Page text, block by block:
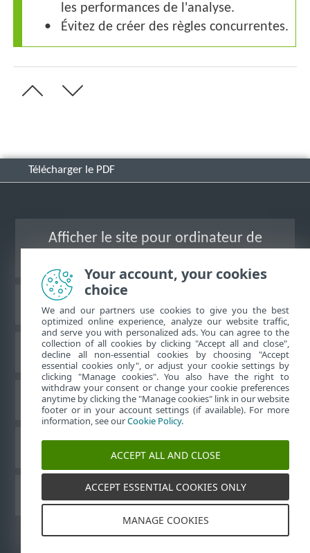
les performances de l'analyse.
Évitez de créer des règles concurrentes.
Télécharger le PDF
Afficher le site pour ordinateur de
Base de connaissances ESET
Forum ESET
Assistance régionale
Guides de l'utilisateur ESET
©1992-2026ESET, spol. s r.o. - Tous droits réservés.
Your account, your cookies
choice
We and our partners use cookies to give you the best
optimized online experience, analyze our website traffic,
and serve you with personalized ads. You can agree to the
collection of all cookies by clicking "Accept all and close",
decline all non-essential cookies by choosing "Accept
essential cookies only", or adjust your cookie settings by
clicking "Manage cookies". You also have the right to
withdraw your consent or change your cookie preferences
anytime by clicking the "Manage cookies" link in our website
footer or in your account settings (if available). For more
information, see ourCookie Policy.
ACCEPT ALL AND CLOSE
ACCEPT ESSENTIAL COOKIES ONLY
MANAGE COOKIES